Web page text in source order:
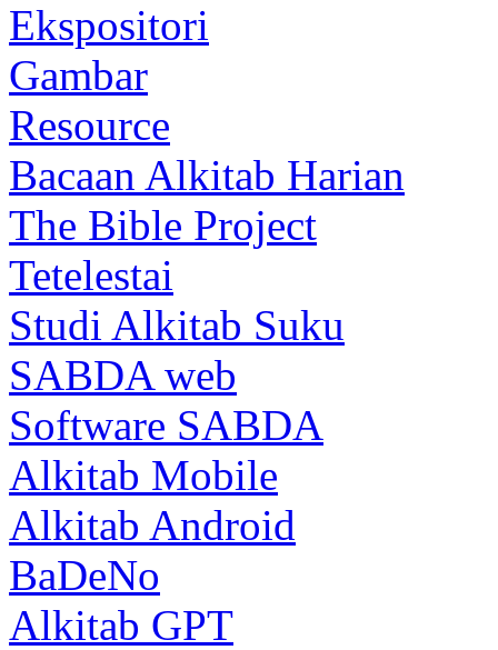
Ekspositori
Gambar
Resource
Bacaan Alkitab Harian
The Bible Project
Tetelestai
Studi Alkitab Suku
SABDA web
Software SABDA
Alkitab Mobile
Alkitab Android
BaDeNo
Alkitab GPT